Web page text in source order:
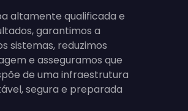
altamente qualificada e
garantimos a
sistemas, reduzimos
e asseguramos que
de uma infraestrutura
segura e preparada